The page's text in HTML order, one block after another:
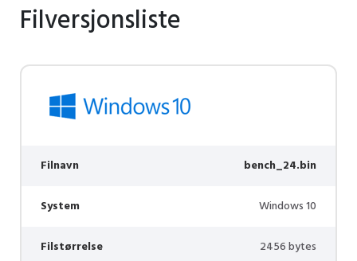
Filversjonsliste
Filnavn bench_24.bin
System Windows 10
Filstørrelse 2456 bytes